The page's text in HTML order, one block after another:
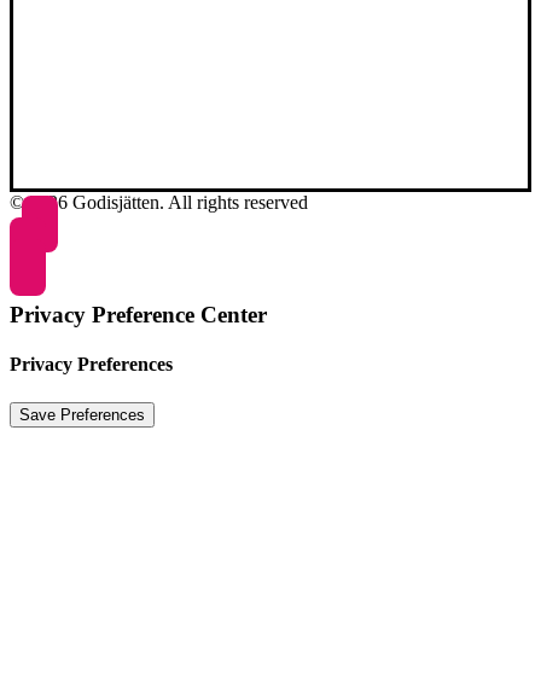
© 2026 Godisjätten. All rights reserved
Privacy Preference Center
Privacy Preferences